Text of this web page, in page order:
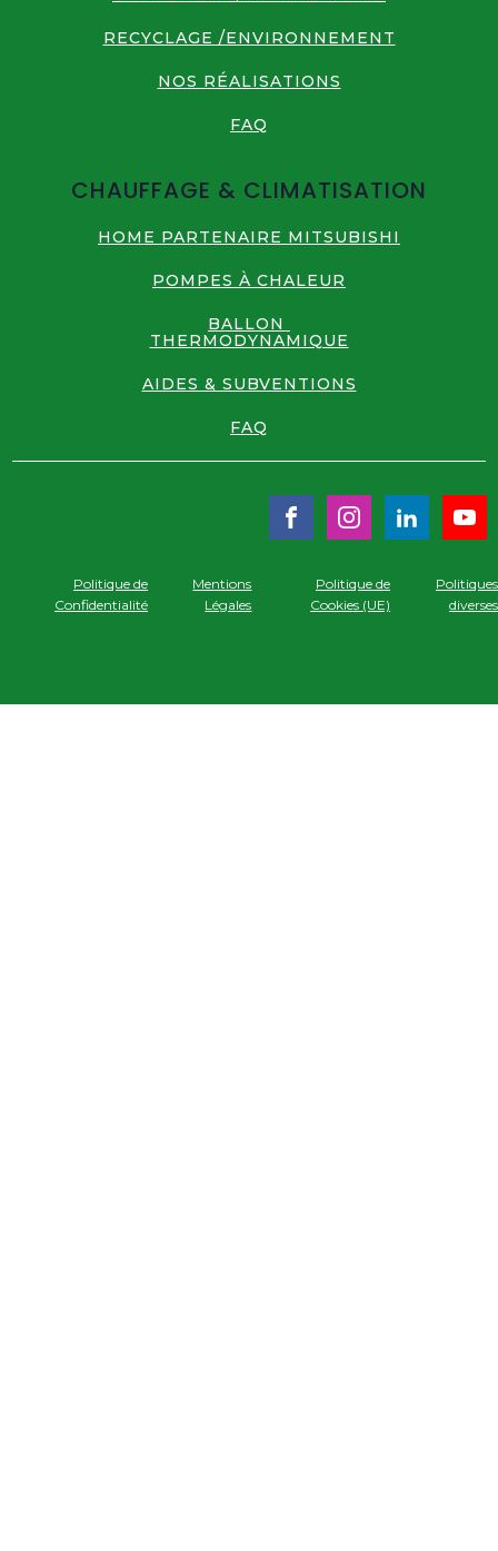
RECYCLAGE /ENVIRONNEMENT
NOS RÉALISATIONS
FAQ
CHAUFFAGE & CLIMATISATION
HOME PARTENAIRE MITSUBISHI
POMPES À CHALEUR
BALLON
THERMODYNAMIQUE
AIDES & SUBVENTIONS
FAQ
Politique de
Confidentialité
Mentions
Légales
Politique de
Cookies (UE)
Politiques
diverses